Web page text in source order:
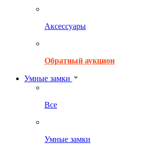
Аксессуары
Обратный аукцион
Умные замки
Все
Умные замки